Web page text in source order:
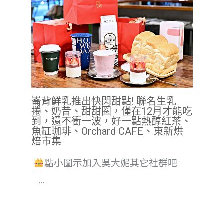
崙背鮮乳推出快閃甜點! 聯名生乳
捲、奶昔、甜甜圈，僅在12月才能吃
到，還不衝一波，好一點熱醇紅茶、
魚缸珈琲、Orchard CAFE、東新烘
焙市集
點小圖示加入吳大妮其它社群吧
...